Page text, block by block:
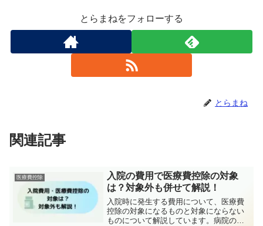
とらまねをフォローする
とらまね
関連記事
医療費控除
入院の費用で医療費控除の対象
は？対象外も併せて解説！
入院時に発生する費用について、医療費
控除の対象になるものと対象にならない
ものについて解説しています。病院の領